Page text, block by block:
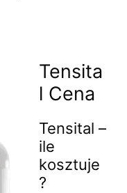
Tensita
l Cena
Tensital –
ile
kosztuje
?